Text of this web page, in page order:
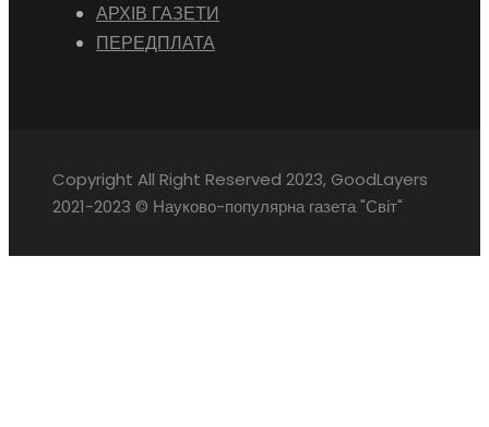
АРХІВ ГАЗЕТИ
ПЕРЕДПЛАТА
Copyright All Right Reserved 2023, GoodLayers
2021-2023 © Науково-популярна газета "Світ"